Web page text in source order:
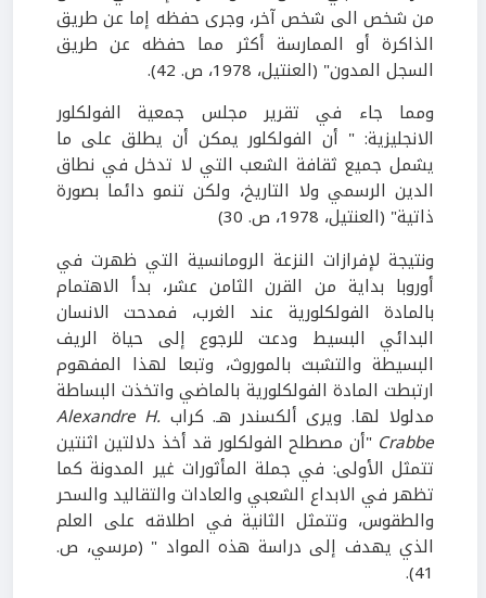
من شخص الى شخص آخر، وجرى حفظه إما عن طريق
الذاكرة أو الممارسة أكثر مما حفظه عن طريق
السجل المدون" (العنتيل، 1978، ص. 42).
ومما جاء في تقرير مجلس جمعية الفولكلور
الانجليزية: " أن الفولكلور يمكن أن يطلق على ما
يشمل جميع ثقافة الشعب التي لا تدخل في نطاق
الدين الرسمي ولا التاريخ، ولكن تنمو دائما بصورة
ذاتية" (العنتيل، 1978، ص. 30)
ونتيجة لإفرازات النزعة الرومانسية التي ظهرت في
أوروبا بداية من القرن الثامن عشر، بدأ الاهتمام
بالمادة الفولكلورية عند الغرب، فمدحت الانسان
البدائي البسيط ودعت للرجوع إلى حياة الريف
البسيطة والتشبث بالموروث، وتبعا لهذا المفهوم
ارتبطت المادة الفولكلورية بالماضي واتخذت البساطة
مدلولا لها. ويرى ألكسندر هـ. كراب Alexandre H.
Crabbe "أن مصطلح الفولكلور قد أخذ دلالتين اثنتين
تتمثل الأولى: في جملة المأثورات غير المدونة كما
تظهر في الابداع الشعبي والعادات والتقاليد والسحر
والطقوس، وتتمثل الثانية في اطلاقه على العلم
الذي يهدف إلى دراسة هذه المواد " (مرسي، ص.
41).